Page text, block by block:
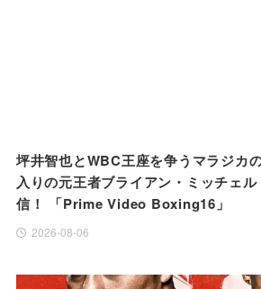
坪井智也とWBC王座を争うマラジカ
入りの元王者ブライアン・ミッチェ
信！ 「Prime Video Boxing16」
2026-08-06